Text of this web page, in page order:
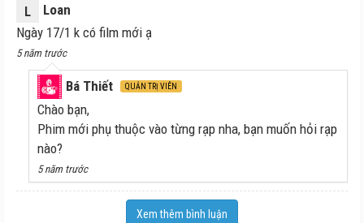
L
Loan
Ngày 17/1 k có film mới ạ
5 năm trước
Bá Thiết QUẢN TRỊ VIÊN
Chào bạn,
Phim mới phụ thuộc vào từng rạp nha, bạn muốn hỏi rạp
nào?
5 năm trước
Xem thêm bình luận